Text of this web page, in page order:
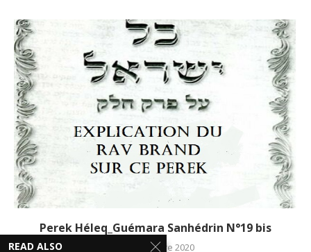
Perek Héleq_Guémara Sanhédrin N°19 bis
24 novembre 2020
READ ALSO